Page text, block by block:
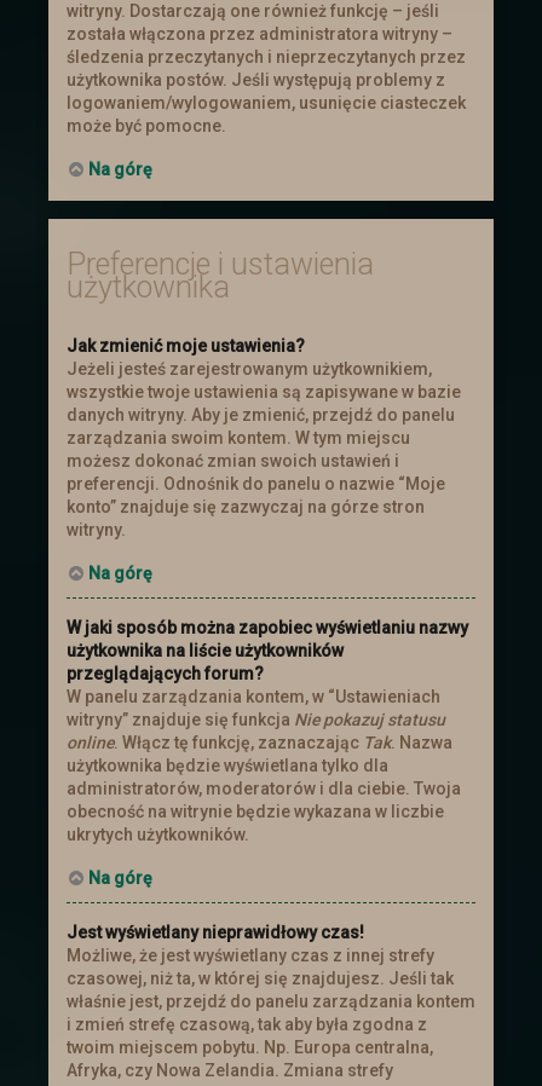
witryny. Dostarczają one również funkcję – jeśli
została włączona przez administratora witryny –
śledzenia przeczytanych i nieprzeczytanych przez
użytkownika postów. Jeśli występują problemy z
logowaniem/wylogowaniem, usunięcie ciasteczek
może być pomocne.
Na górę
Preferencje i ustawienia
użytkownika
Jak zmienić moje ustawienia?
Jeżeli jesteś zarejestrowanym użytkownikiem,
wszystkie twoje ustawienia są zapisywane w bazie
danych witryny. Aby je zmienić, przejdź do panelu
zarządzania swoim kontem. W tym miejscu
możesz dokonać zmian swoich ustawień i
preferencji. Odnośnik do panelu o nazwie “Moje
konto” znajduje się zazwyczaj na górze stron
witryny.
Na górę
W jaki sposób można zapobiec wyświetlaniu nazwy
użytkownika na liście użytkowników
przeglądających forum?
W panelu zarządzania kontem, w “Ustawieniach
witryny” znajduje się funkcja Nie pokazuj statusu
online. Włącz tę funkcję, zaznaczając Tak. Nazwa
użytkownika będzie wyświetlana tylko dla
administratorów, moderatorów i dla ciebie. Twoja
obecność na witrynie będzie wykazana w liczbie
ukrytych użytkowników.
Na górę
Jest wyświetlany nieprawidłowy czas!
Możliwe, że jest wyświetlany czas z innej strefy
czasowej, niż ta, w której się znajdujesz. Jeśli tak
właśnie jest, przejdź do panelu zarządzania kontem
i zmień strefę czasową, tak aby była zgodna z
twoim miejscem pobytu. Np. Europa centralna,
Afryka, czy Nowa Zelandia. Zmiana strefy